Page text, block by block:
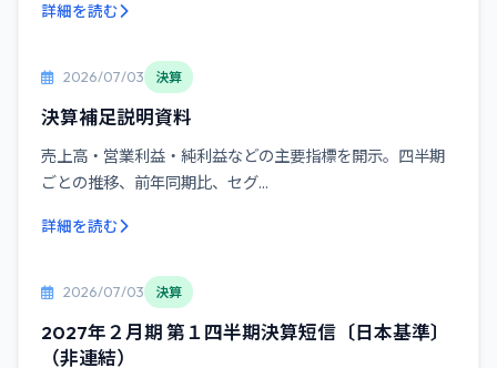
詳細を読む
2026/07/03 決算
決算補足説明資料
売上高・営業利益・純利益などの主要指標を開示。四半期
ごとの推移、前年同期比、セグ...
詳細を読む
2026/07/03 決算
2027年２月期 第１四半期決算短信〔日本基準〕
（非連結）